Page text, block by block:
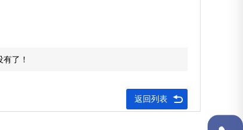
了！
返回列表